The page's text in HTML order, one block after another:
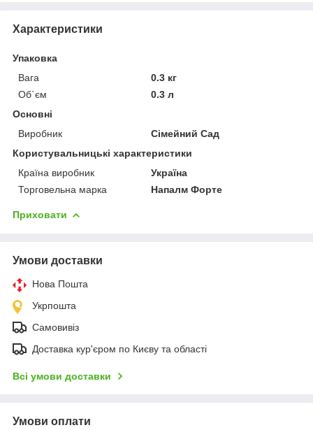
Характеристики
Упаковка
Вага
0.3 кг
Об`єм
0.3 л
Основні
Виробник
Сімейний Сад
Користувальницькі характеристики
Країна виробник
Україна
Торговельна марка
Напалм Форте
Приховати
Умови доставки
Нова Пошта
Укрпошта
Самовивіз
Доставка кур'єром по Києву та області
Всі умови доставки
Умови оплати